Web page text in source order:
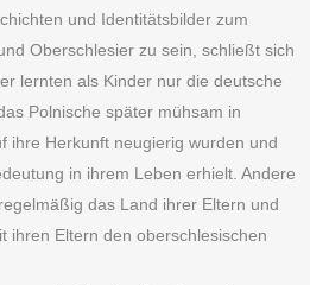
und Identitätsbilder zum
Oberschlesier zu sein, schließt sich
lernten als Kinder nur die deutsche
Polnische später mühsam in
ihre Herkunft neugierig wurden und
in ihrem Leben erhielt. Andere
das Land ihrer Eltern und
ihren Eltern den oberschlesischen